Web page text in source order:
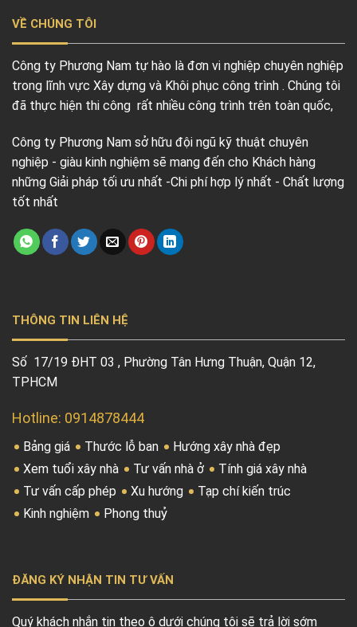
VỀ CHÚNG TÔI
Công ty Phương Nam tự hào là đơn vi nghiệp chuyên nghiệp
trong lĩnh vực Xây dựng và Khôi phục công trình . Chúng tôi
đã thực hiện thi công rất nhiều công trình trên toàn quốc,
Công ty Phương Nam sở hữu đội ngũ kỹ thuật chuyên
nghiệp - giàu kinh nghiệm sẽ mang đến cho Khách hàng
những Giải pháp tối ưu nhất -Chi phí hợp lý nhất - Chất lượng
tốt nhất
THÔNG TIN LIÊN HỆ
Số 17/19 ĐHT 03 , Phường Tân Hưng Thuận, Quận 12,
TPHCM
Hotline: 0914878444
Bảng giá Thước lỗ ban
Hướng xây nhà đẹp
Xem tuổi xây nhà
Tư vấn nhà ở
Tính giá xây nhà
Tư vấn cấp phép
Xu hướng
Tạp chí kiến trúc
Kinh nghiệm
Phong thuỷ
ĐĂNG KÝ NHẬN TIN TƯ VẤN
Quý khách nhắn tin theo ô dưới chúng tôi sẽ trả lời sớm